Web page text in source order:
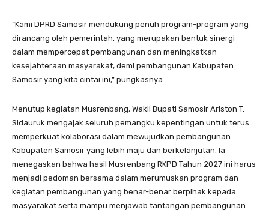
“Kami DPRD Samosir mendukung penuh program-program yang
dirancang oleh pemerintah, yang merupakan bentuk sinergi
dalam mempercepat pembangunan dan meningkatkan
kesejahteraan masyarakat, demi pembangunan Kabupaten
Samosir yang kita cintai ini,” pungkasnya.
Menutup kegiatan Musrenbang, Wakil Bupati Samosir Ariston T.
Sidauruk mengajak seluruh pemangku kepentingan untuk terus
memperkuat kolaborasi dalam mewujudkan pembangunan
Kabupaten Samosir yang lebih maju dan berkelanjutan. Ia
menegaskan bahwa hasil Musrenbang RKPD Tahun 2027 ini harus
menjadi pedoman bersama dalam merumuskan program dan
kegiatan pembangunan yang benar-benar berpihak kepada
masyarakat serta mampu menjawab tantangan pembangunan